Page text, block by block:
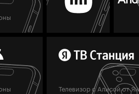
Телевизор с Алисой от